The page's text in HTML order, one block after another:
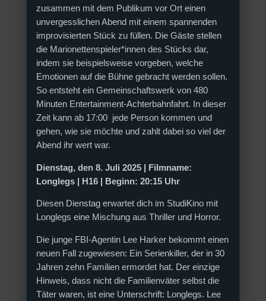
zusammen mit dem Publikum vor Ort einen
unvergesslichen Abend mit einem spannenden
improvisierten Stück zu füllen. Die Gäste stellen
die Marionettenspieler*innen des Stücks dar,
indem sie beispielsweise vorgeben, welche
Emotionen auf die Bühne gebracht werden sollen.
So entsteht ein Gemeinschaftswerk von 480
Minuten Entertainment-Achterbahnfahrt. In dieser
Zeit kann ab 17:00 jede Person kommen und
gehen, wie sie möchte und zahlt dabei so viel der
Abend ihr wert war.
Dienstag, den 8. Juli 2025 | Filmname:
Longlegs | H16 | Beginn: 20:15 Uhr
Diesen Dienstag erwartet dich im StudiKino mit
Longlegs eine Mischung aus Thriller und Horror.
Die junge FBI-Agentin Lee Harker bekommt einen
neuen Fall zugewiesen: Ein Serienkiller, der in 30
Jahren zehn Familien ermordet hat. Der einzige
Hinweis, dass nicht die Familienväter selbst die
Täter waren, ist eine Unterschrift: Longlegs. Lee